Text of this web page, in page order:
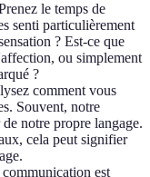
le temps de
senti particulièrement
? Est-ce que
ou simplement
?
comment vous
Souvent, notre
notre propre langage.
cela peut signifier
est